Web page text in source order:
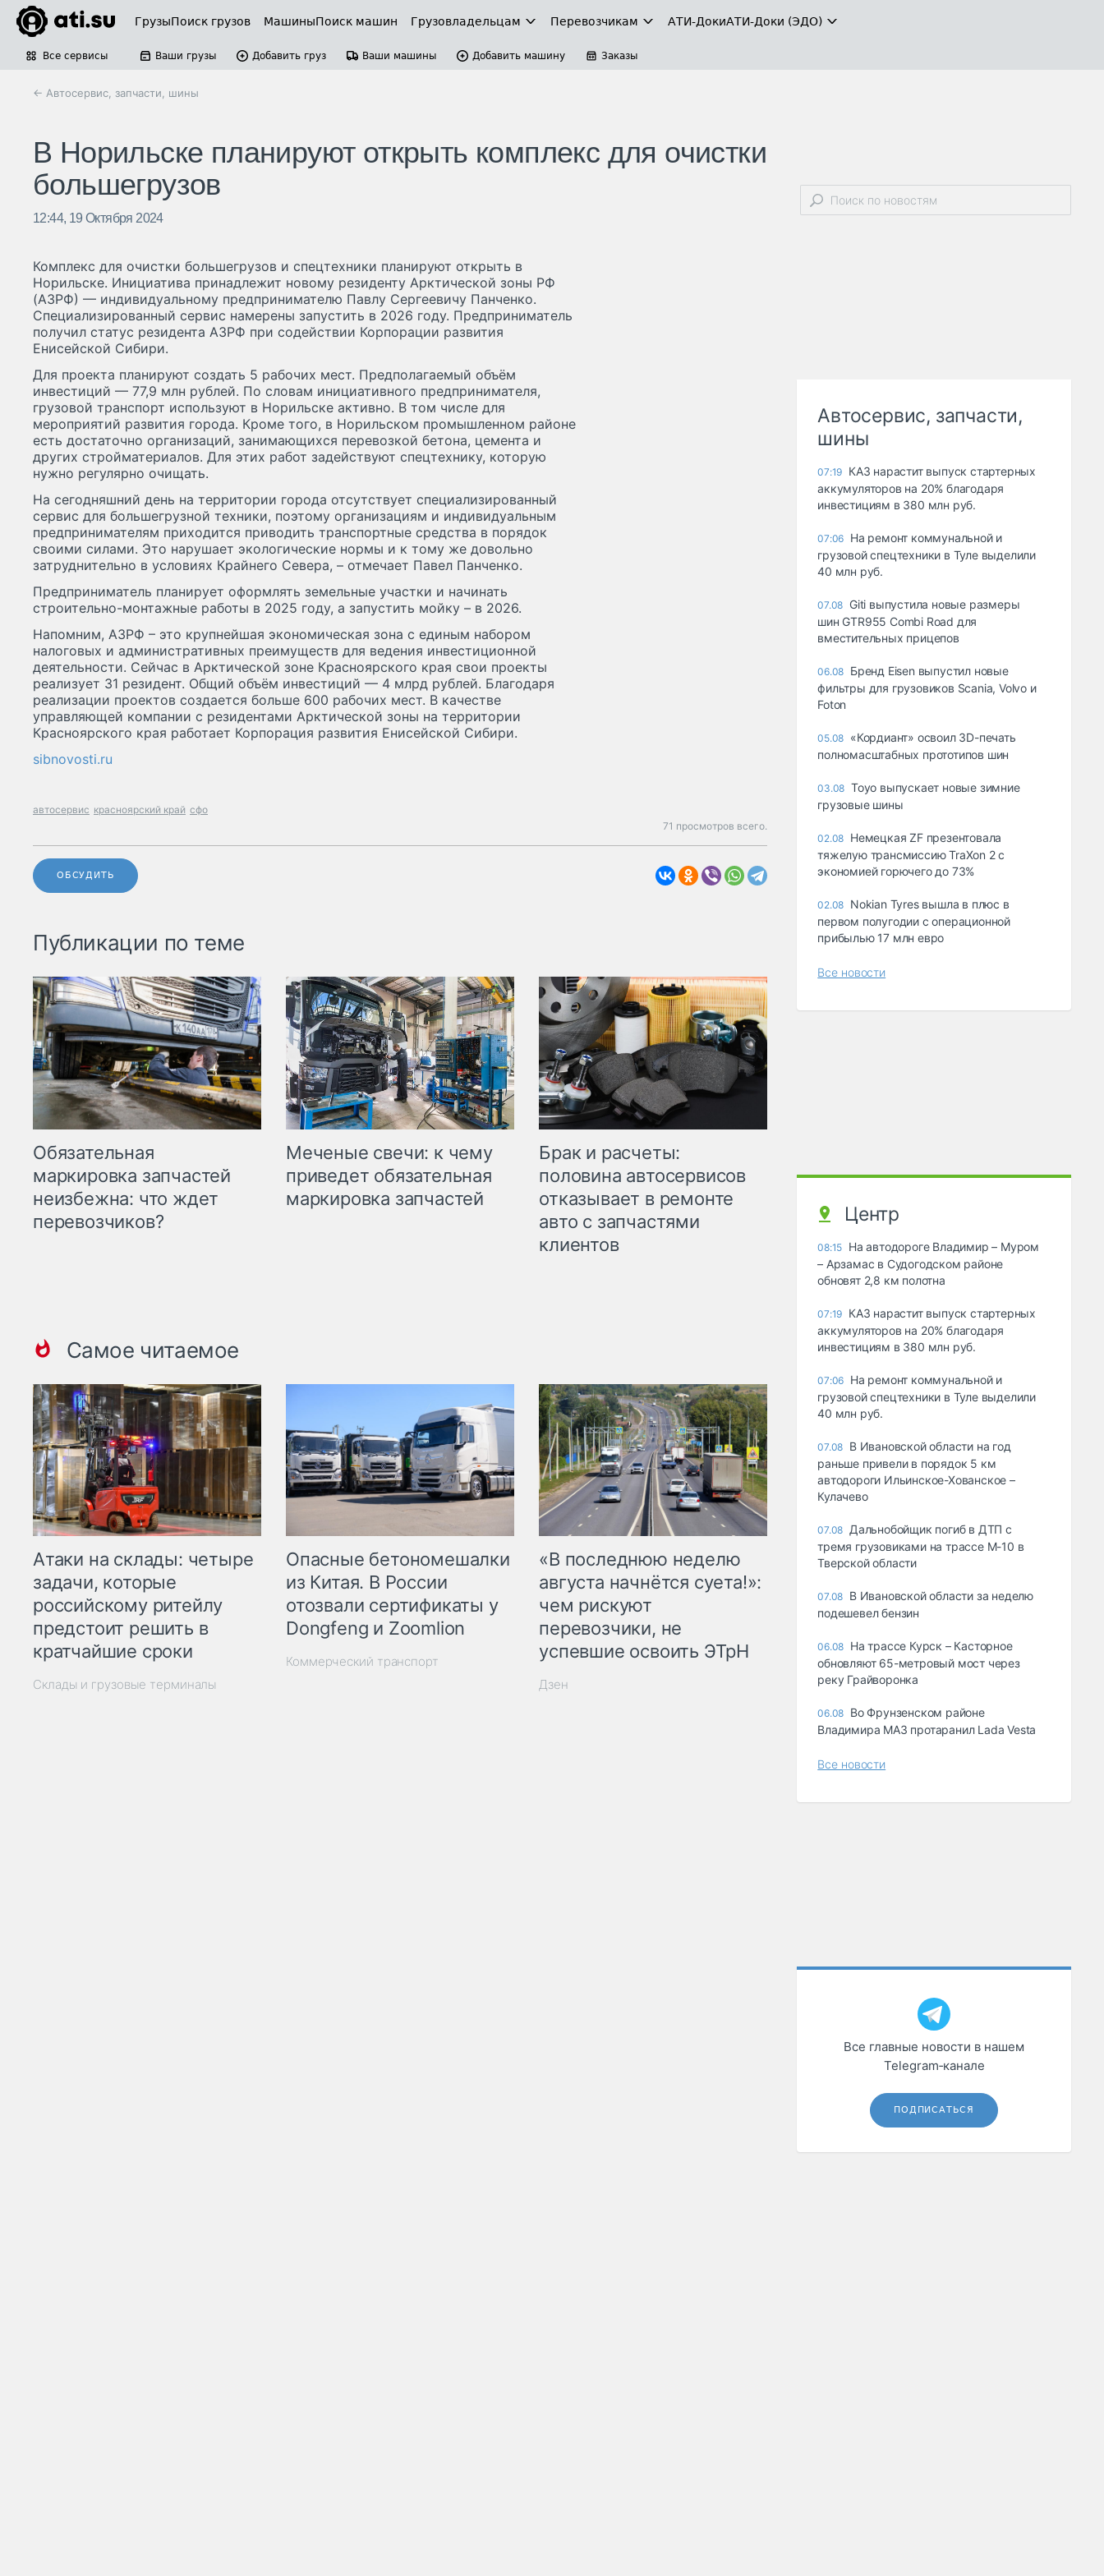
ГрузыПоиск грузов МашиныПоиск машин Грузовладельцам Перевозчикам АТИ-ДокиАТИ-Доки (ЭДО)
Все сервисы Ваши грузы Добавить груз Ваши машины Добавить машину Заказы
← Автосервис, запчасти, шины
В Норильске планируют открыть комплекс для очистки
большегрузов
12:44, 19 Октября 2024
Комплекс для очистки большегрузов и спецтехники планируют открыть в
Норильске. Инициатива принадлежит новому резиденту Арктической зоны РФ
(АЗРФ) — индивидуальному предпринимателю Павлу Сергеевичу Панченко.
Специализированный сервис намерены запустить в 2026 году. Предприниматель
получил статус резидента АЗРФ при содействии Корпорации развития
Енисейской Сибири.
Для проекта планируют создать 5 рабочих мест. Предполагаемый объём
инвестиций — 77,9 млн рублей. По словам инициативного предпринимателя,
грузовой транспорт используют в Норильске активно. В том числе для
мероприятий развития города. Кроме того, в Норильском промышленном районе
есть достаточно организаций, занимающихся перевозкой бетона, цемента и
других стройматериалов. Для этих работ задействуют спецтехнику, которую
нужно регулярно очищать.
На сегодняшний день на территории города отсутствует специализированный
сервис для большегрузной техники, поэтому организациям и индивидуальным
предпринимателям приходится приводить транспортные средства в порядок
своими силами. Это нарушает экологические нормы и к тому же довольно
затруднительно в условиях Крайнего Севера, – отмечает Павел Панченко.
Предприниматель планирует оформлять земельные участки и начинать
строительно-монтажные работы в 2025 году, а запустить мойку – в 2026.
Напомним, АЗРФ – это крупнейшая экономическая зона с единым набором
налоговых и административных преимуществ для ведения инвестиционной
деятельности. Сейчас в Арктической зоне Красноярского края свои проекты
реализует 31 резидент. Общий объём инвестиций — 4 млрд рублей. Благодаря
реализации проектов создается больше 600 рабочих мест. В качестве
управляющей компании с резидентами Арктической зоны на территории
Красноярского края работает Корпорация развития Енисейской Сибири.
sibnovosti.ru
автосервис красноярский край сфо
71 просмотров всего.
ОБСУДИТЬ
Публикации по теме
Обязательная
маркировка запчастей
неизбежна: что ждет
перевозчиков?
Меченые свечи: к чему
приведет обязательная
маркировка запчастей
Брак и расчеты:
половина автосервисов
отказывает в ремонте
авто с запчастями
клиентов
Самое читаемое
Атаки на склады: четыре
задачи, которые
российскому ритейлу
предстоит решить в
кратчайшие сроки
Склады и грузовые терминалы
Опасные бетономешалки
из Китая. В России
отозвали сертификаты у
Dongfeng и Zoomlion
Коммерческий транспорт
«В последнюю неделю
августа начнётся суета!»:
чем рискуют
перевозчики, не
успевшие освоить ЭТрН
Дзен
Автосервис, запчасти,
шины
07:19 КАЗ нарастит выпуск стартерных
аккумуляторов на 20% благодаря
инвестициям в 380 млн руб.
07:06 На ремонт коммунальной и
грузовой спецтехники в Туле выделили
40 млн руб.
07.08 Giti выпустила новые размеры
шин GTR955 Combi Road для
вместительных прицепов
06.08 Бренд Eisen выпустил новые
фильтры для грузовиков Scania, Volvo и
Foton
05.08 «Кордиант» освоил 3D-печать
полномасштабных прототипов шин
03.08 Toyo выпускает новые зимние
грузовые шины
02.08 Немецкая ZF презентовала
тяжелую трансмиссию TraXon 2 с
экономией горючего до 73%
02.08 Nokian Tyres вышла в плюс в
первом полугодии с операционной
прибылью 17 млн евро
Все новости
Центр
08:15 На автодороге Владимир – Муром
– Арзамас в Судогодском районе
обновят 2,8 км полотна
07:19 КАЗ нарастит выпуск стартерных
аккумуляторов на 20% благодаря
инвестициям в 380 млн руб.
07:06 На ремонт коммунальной и
грузовой спецтехники в Туле выделили
40 млн руб.
07.08 В Ивановской области на год
раньше привели в порядок 5 км
автодороги Ильинское-Хованское –
Кулачево
07.08 Дальнобойщик погиб в ДТП с
тремя грузовиками на трассе М-10 в
Тверской области
07.08 В Ивановской области за неделю
подешевел бензин
06.08 На трассе Курск – Касторное
обновляют 65-метровый мост через
реку Грайворонка
06.08 Во Фрунзенском районе
Владимира МАЗ протаранил Lada Vesta
Все новости
Все главные новости в нашем
Telegram‑канале
ПОДПИСАТЬСЯ